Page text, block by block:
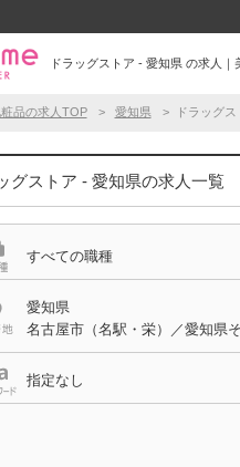
ドラッグストア - 愛知県 の求人
品の求人TOP 愛知県 ドラッグ
グストア - 愛知県の求人一覧
すべての職種
愛知県
名古屋市（名駅・栄）／愛知県
指定なし